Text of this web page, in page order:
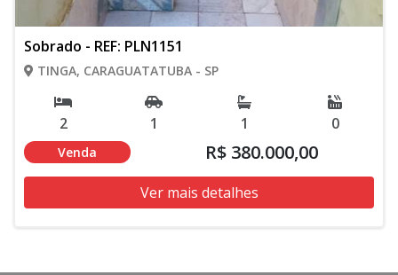
Sobrado - REF: PLN1151
TINGA, CARAGUATATUBA - SP
2 1 1 0
Venda R$ 380.000,00
Ver mais detalhes